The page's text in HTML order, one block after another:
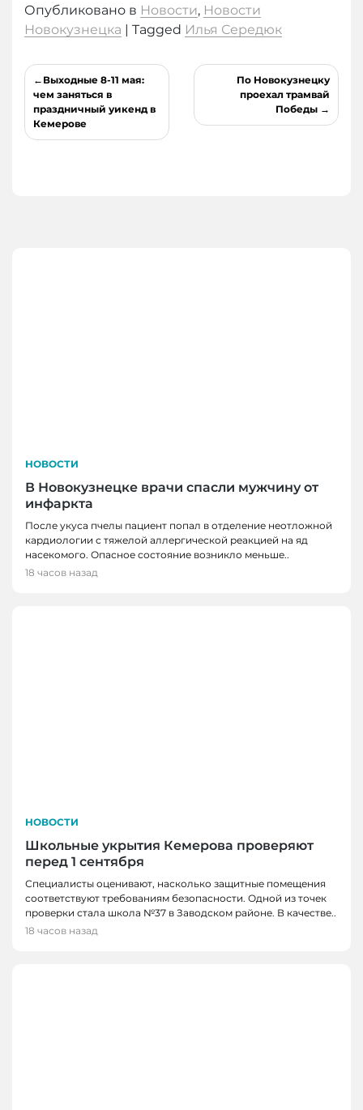
Опубликовано в Новости, Новости
Новокузнецка | Tagged Илья Середюк
Навигация
по
записям
Выходные 8-11 мая:
чем заняться в
праздничный уикенд в
Кемерове
По Новокузнецку
проехал трамвай
Победы
НОВОСТИ
В Новокузнецке врачи спасли мужчину от
инфаркта
После укуса пчелы пациент попал в отделение неотложной
кардиологии с тяжелой аллергической реакцией на яд
насекомого. Опасное состояние возникло меньше..
18 часов назад
НОВОСТИ
Школьные укрытия Кемерова проверяют
перед 1 сентября
Специалисты оценивают, насколько защитные помещения
соответствуют требованиям безопасности. Одной из точек
проверки стала школа №37 в Заводском районе. В качестве..
18 часов назад